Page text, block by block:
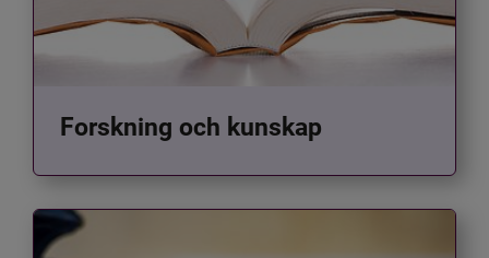
Forskning och kunskap